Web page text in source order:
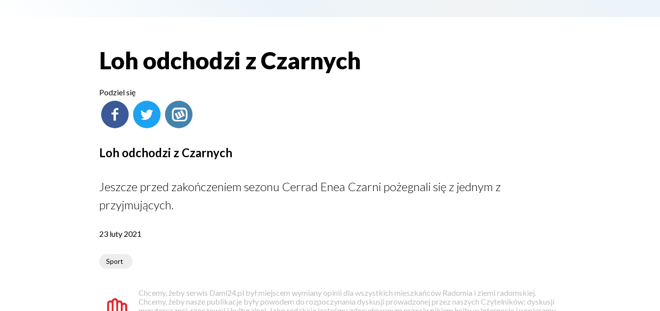
Loh odchodzi z Czarnych
Podziel się
Loh odchodzi z Czarnych
Jeszcze przed zakończeniem sezonu Cerrad Enea Czarni pożegnali się z jednym z
przyjmujących.
23 luty 2021
Sport
Chcemy, żeby serwis Dami24.pl był miejscem wymiany opinii dla wszystkich mieszkańców Radomia i ziemi radomskiej.
Chcemy, żeby nasze publikacje były powodem do rozpoczynania dyskusji prowadzonej przez naszych Czytelników; dyskusji